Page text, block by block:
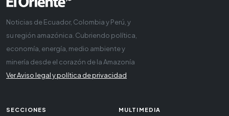
Noticias de Ecuador, Colombia y Perú, y
su región amazónica. Cubriendo política,
economía, energía, medio ambiente y
minería desde el corazón de la Amazonía
Ver Aviso legal y política de privacidad
SECCIONES MULTIMEDIA